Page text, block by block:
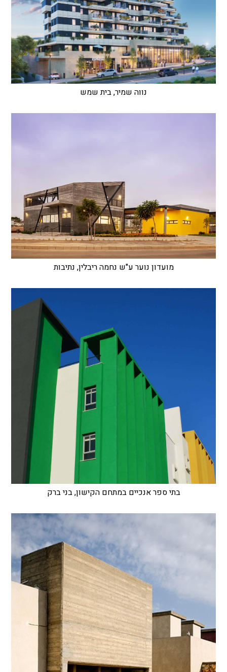
נווה שמיר, בית שמש
מועדון נוער ע"ש נחמה ריבלין, נתיבות
בתי ספר אנכיים במתחם הקישון, בני ברק